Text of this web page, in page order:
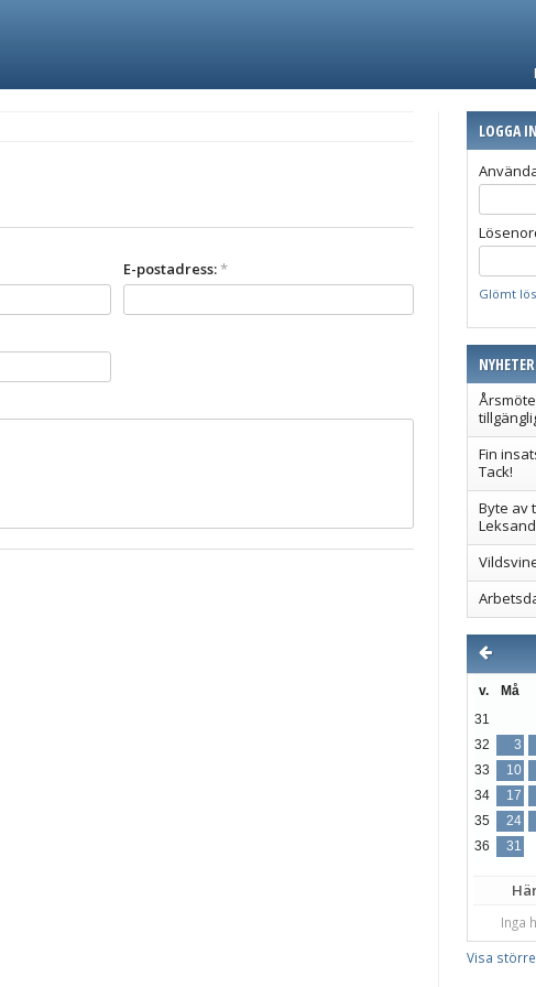
LOGGA
Glömt
NYHETER
Fin
Tack!
Byte av
v. Må
31
32
3
33
10
34
17
35
24
36
31
Inga
Visa
E-postadress:*